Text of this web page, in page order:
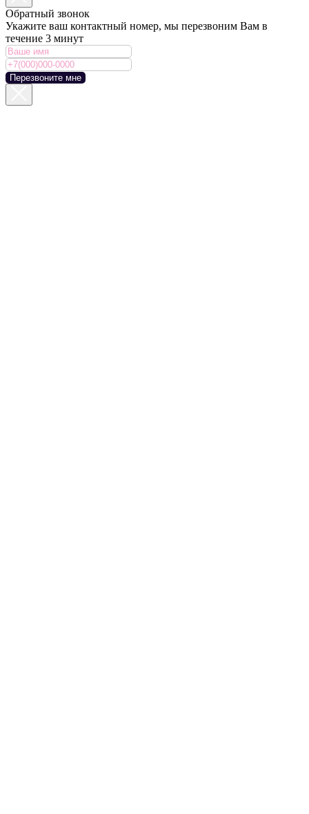
Обратный звонок
Укажите ваш контактный номер, мы перезвоним Вам в
течение 3 минут
Перезвоните мне